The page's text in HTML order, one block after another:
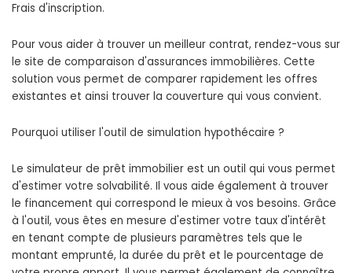
Frais d'inscription.
Pour vous aider à trouver un meilleur contrat, rendez-vous sur
le site de comparaison d'assurances immobilières. Cette
solution vous permet de comparer rapidement les offres
existantes et ainsi trouver la couverture qui vous convient.
Pourquoi utiliser l'outil de simulation hypothécaire ?
Le simulateur de prêt immobilier est un outil qui vous permet
d'estimer votre solvabilité. Il vous aide également à trouver
le financement qui correspond le mieux à vos besoins. Grâce
à l'outil, vous êtes en mesure d'estimer votre taux d'intérêt
en tenant compte de plusieurs paramètres tels que le
montant emprunté, la durée du prêt et le pourcentage de